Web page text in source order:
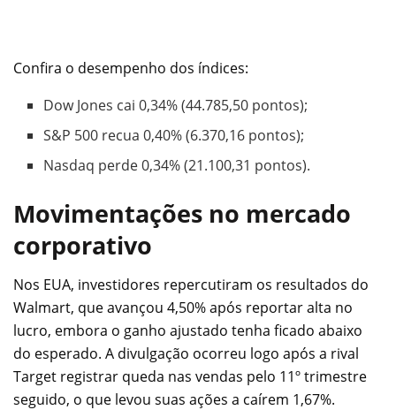
Confira o desempenho dos índices:
Dow Jones cai 0,34% (44.785,50 pontos);
S&P 500 recua 0,40% (6.370,16 pontos);
Nasdaq perde 0,34% (21.100,31 pontos).
Movimentações no mercado
corporativo
Nos EUA, investidores repercutiram os resultados do
Walmart, que avançou 4,50% após reportar alta no
lucro, embora o ganho ajustado tenha ficado abaixo
do esperado. A divulgação ocorreu logo após a rival
Target registrar queda nas vendas pelo 11º trimestre
seguido, o que levou suas ações a caírem 1,67%.